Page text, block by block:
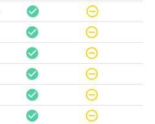
check_circle do_not_disturb_on
check_circle do_not_disturb_on
check_circle do_not_disturb_on
check_circle do_not_disturb_on
check_circle do_not_disturb_on
check_circle do_not_disturb_on